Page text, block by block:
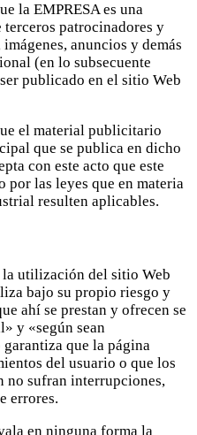
la EMPRESA es una
patrocinadores y
anuncios y demás
(en lo subsecuente
publicado en el sitio Web
el material publicitario
que se publica en dicho
con este acto que este
por las leyes que en materia
resulten aplicables.
la utilización del sitio Web
bajo su propio riesgo y
ahí se prestan y ofrecen se
y «según sean
que la página
del usuario o que los
no sufran interrupciones,
errores.
en ninguna forma la